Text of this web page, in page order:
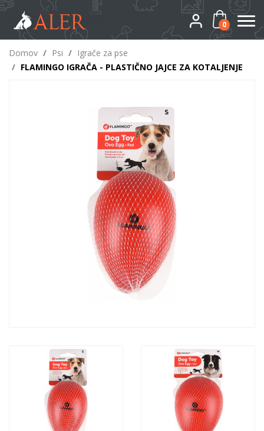
0
Domov / Psi / Igrače za pse
/ FLAMINGO IGRAČA - PLASTIČNO JAJCE ZA KOTALJENJE